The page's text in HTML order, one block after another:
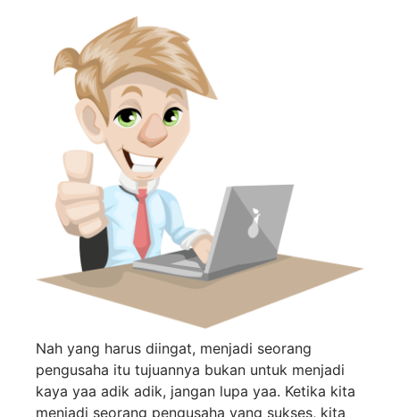
Nah yang harus diingat, menjadi seorang
pengusaha itu tujuannya bukan untuk menjadi
kaya yaa adik adik, jangan lupa yaa. Ketika kita
menjadi seorang pengusaha yang sukses, kita